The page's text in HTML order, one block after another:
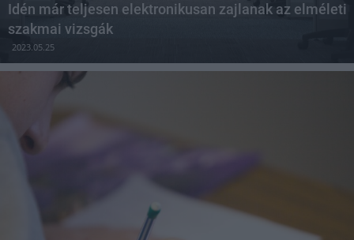
Idén már teljesen elektronikusan zajlanak az elméleti
szakmai vizsgák
2023.05.25